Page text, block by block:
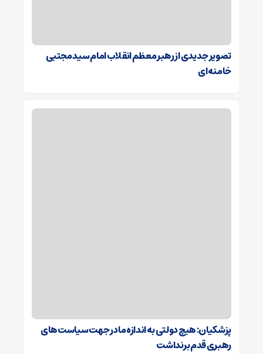
تصویر جدیدی از رهبر معظم انقلاب امام سید مجتبی
خامنه‌ای
پزشکیان: هیچ دولتی به اندازه ما در جهت سیاست‌های
رهبری قدم برنداشت